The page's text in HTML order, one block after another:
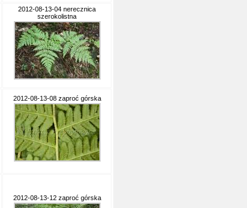
2012-08-13-04 nerecznica
szerokolistna
2012-08-13-08 zaproć górska
2012-08-13-12 zaproć górska